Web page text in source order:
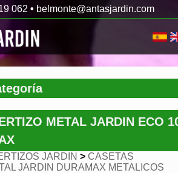
062 • belmonte@antasjardin.com
METAL JARDIN ECO
JARDIN > CASETAS
JARDIN DURAMAX METALICOS